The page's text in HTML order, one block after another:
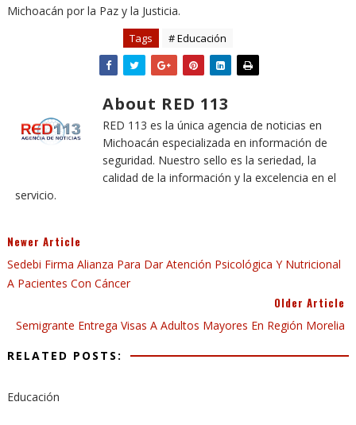
Michoacán por la Paz y la Justicia.
Tags # Educación
About RED 113
RED 113 es la única agencia de noticias en
Michoacán especializada en información de
seguridad. Nuestro sello es la seriedad, la
calidad de la información y la excelencia en el
servicio.
Newer Article
Sedebi Firma Alianza Para Dar Atención Psicológica Y Nutricional
A Pacientes Con Cáncer
Older Article
Semigrante Entrega Visas A Adultos Mayores En Región Morelia
RELATED POSTS:
Educación